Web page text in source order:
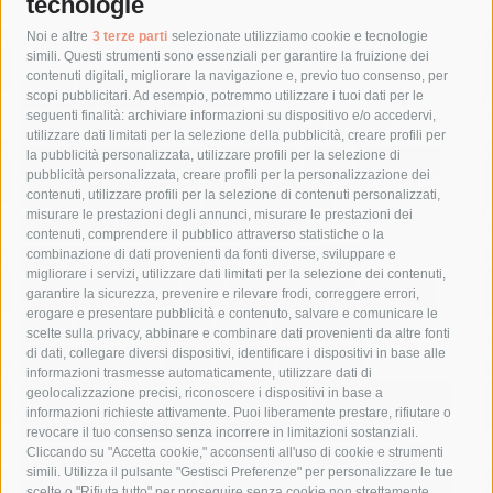
Noi e altre 3 terze parti selezionate utilizziamo cookie e tecnologie
simili. Questi strumenti sono essenziali per garantire la fruizione dei
contenuti digitali, migliorare la navigazione e, previo tuo consenso, per
scopi pubblicitari. Ad esempio, potremmo utilizzare i tuoi dati per le
seguenti finalità: archiviare informazioni su dispositivo e/o accedervi,
utilizzare dati limitati per la selezione della pubblicità, creare profili per
la pubblicità personalizzata, utilizzare profili per la selezione di
pubblicità personalizzata, creare profili per la personalizzazione dei
contenuti, utilizzare profili per la selezione di contenuti personalizzati,
misurare le prestazioni degli annunci, misurare le prestazioni dei
contenuti, comprendere il pubblico attraverso statistiche o la
combinazione di dati provenienti da fonti diverse, sviluppare e
migliorare i servizi, utilizzare dati limitati per la selezione dei contenuti,
garantire la sicurezza, prevenire e rilevare frodi, correggere errori,
erogare e presentare pubblicità e contenuto, salvare e comunicare le
scelte sulla privacy, abbinare e combinare dati provenienti da altre fonti
di dati, collegare diversi dispositivi, identificare i dispositivi in base alle
informazioni trasmesse automaticamente, utilizzare dati di
geolocalizzazione precisi, riconoscere i dispositivi in base a
informazioni richieste attivamente. Puoi liberamente prestare, rifiutare o
revocare il tuo consenso senza incorrere in limitazioni sostanziali.
Cliccando su "Accetta cookie," acconsenti all'uso di cookie e strumenti
simili. Utilizza il pulsante "Gestisci Preferenze" per personalizzare le tue
Tag
acqua allerta meteo
anas
area marina protetta di punta campanella
arresto
Asl Napoli 3 sud
capitaneria di porto capri
carabinieri
castellammare di stabia
circumvesuviana
comune di sorrento
concerto
contagi
costiera amalfitana
covid-19 eav
elezioni
fondazione sorrento
gori guardia costiera
incidente
lavori
lorenzo balducelli mare
massa lubrense
massimo coppola
Meta napoli
ordinanza
penisola sorrentina
piano di sorrento
polizia municipale
protezione civile
Regione Campania
sant'agnello
sindaco cuomo
sorrento studenti temporali
treni